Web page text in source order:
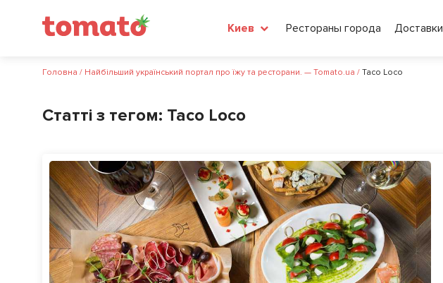
Киев Рестораны города Доставки
Головна / Найбільший український портал про їжу та ресторани. — Tomato.ua / Taco Loco
Статті з тегом: Taco Loco